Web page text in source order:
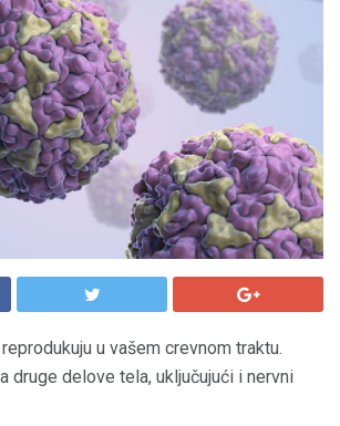
u vašem crevnom traktu.
druge delove tela, uključujući i nervni